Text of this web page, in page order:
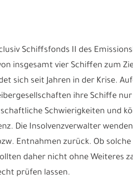
Schiffsfonds II des
insgesamt vier Schiffen zum
sich seit Jahren in der Krise.
ihre Schiffe
Schwierigkeiten und
Die Insolvenzverwalter
Entnahmen zurück. Ob
daher nicht ohne Weiteres
prüfen lassen.